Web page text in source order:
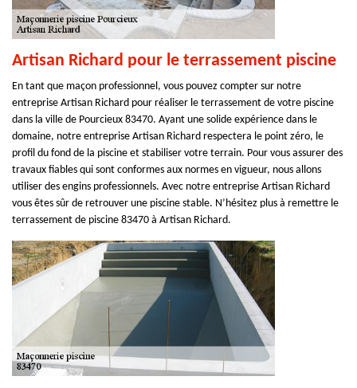
Artisan Richard pour le terrassement piscine
En tant que maçon professionnel, vous pouvez compter sur notre
entreprise Artisan Richard pour réaliser le terrassement de votre piscine
dans la ville de Pourcieux 83470. Ayant une solide expérience dans le
domaine, notre entreprise Artisan Richard respectera le point zéro, le
profil du fond de la piscine et stabiliser votre terrain. Pour vous assurer des
travaux fiables qui sont conformes aux normes en vigueur, nous allons
utiliser des engins professionnels. Avec notre entreprise Artisan Richard
vous êtes sûr de retrouver une piscine stable. N’hésitez plus à remettre le
terrassement de piscine 83470 à Artisan Richard.